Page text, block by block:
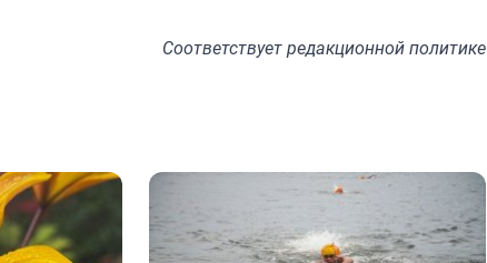
Соответствуетредакционной политике